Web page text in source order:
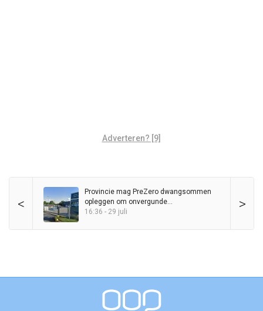
Adverteren? [9]
< >
Provincie mag PreZero dwangsommen
opleggen om onvergunde
sorteerinstallatie
16:36 - 29 juli